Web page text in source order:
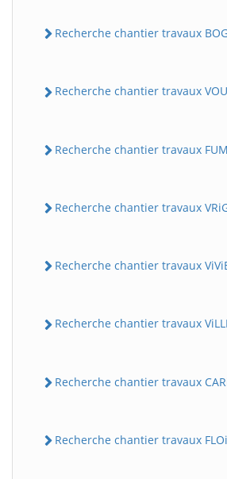
Recherche chantier travaux
Recherche chantier travaux
Recherche chantier travaux
Recherche chantier travaux
Recherche chantier travaux
Recherche chantier travaux
Recherche chantier travaux
Recherche chantier travaux